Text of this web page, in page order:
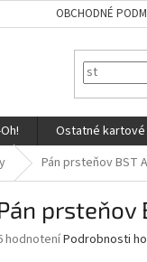
OBCHODNÉ
Ostatné
Pán prsteňov BST
prsteňov
hodnoteníPodrobnosti